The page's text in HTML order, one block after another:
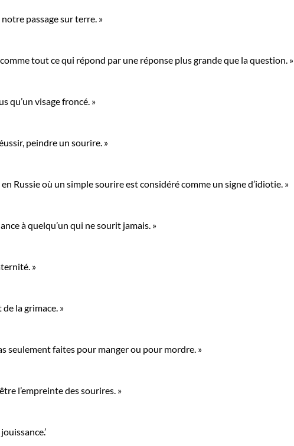
passage sur terre. »
tout ce qui répond par une réponse plus grande que la question. »
qu’un visage froncé. »
peindre un sourire. »
Russie où un simple sourire est considéré comme un signe d’idiotie. »
à quelqu’un qui ne sourit jamais. »
»
la grimace. »
seulement faites pour manger ou pour mordre. »
l’empreinte des sourires. »